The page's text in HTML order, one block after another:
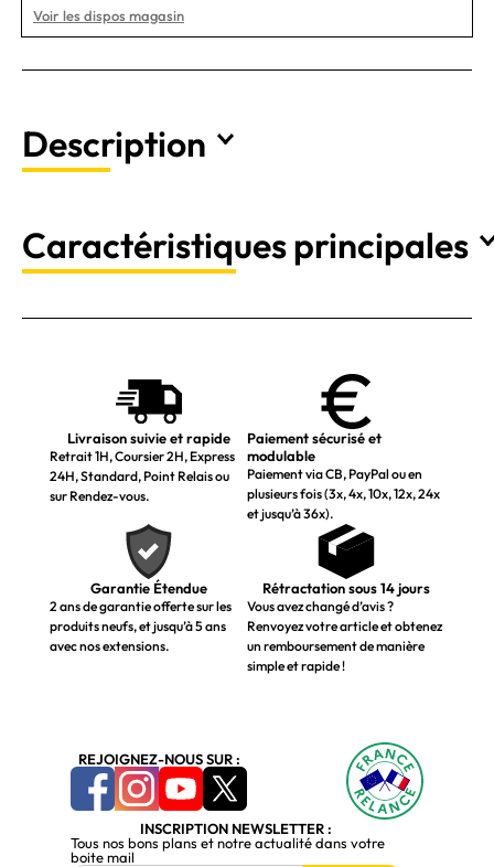
Voir les dispos magasin
Description
Caractéristiques principales
Livraison suivie et rapide
Retrait 1H, Coursier 2H, Express
24H, Standard, Point Relais ou
sur Rendez-vous.
Paiement sécurisé et
modulable
Paiement via CB, PayPal ou en
plusieurs fois (3x, 4x, 10x, 12x, 24x
et jusqu’à 36x).
Garantie Étendue
2 ans de garantie offerte sur les
produits neufs, et jusqu’à 5 ans
avec nos extensions.
Rétractation sous 14 jours
Vous avez changé d’avis ?
Renvoyez votre article et obtenez
un remboursement de manière
simple et rapide !
REJOIGNEZ-NOUS SUR :
INSCRIPTION NEWSLETTER :
Tous nos bons plans et notre actualité dans votre
boite mail